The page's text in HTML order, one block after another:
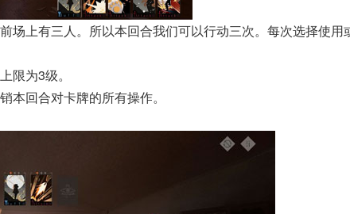
场上有三人。所以本回合我们可以行动三次。每次选择使用
限为3级。
本回合对卡牌的所有操作。